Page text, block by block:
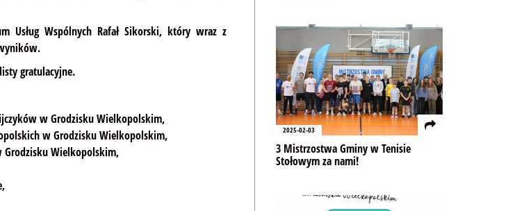
Usług Wspólnych Rafał Sikorski, który wraz z
gratulacyjne.
w Grodzisku Wielkopolskim,
w Grodzisku Wielkopolskim,
Grodzisku Wielkopolskim,
2025-02-03
3 Mistrzostwa Gminy w Tenisie
Stołowym za nami!